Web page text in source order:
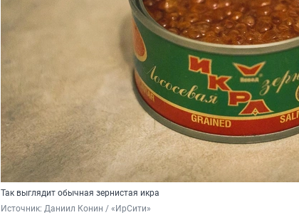
Так выглядит обычная зернистая икра
Источник: Даниил Конин / «ИрСити»